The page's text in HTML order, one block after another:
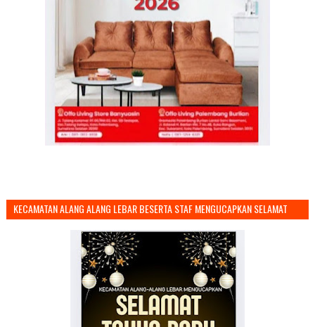
KECAMATAN ALANG ALANG LEBAR BESERTA STAF MENGUCAPKAN SELAMAT